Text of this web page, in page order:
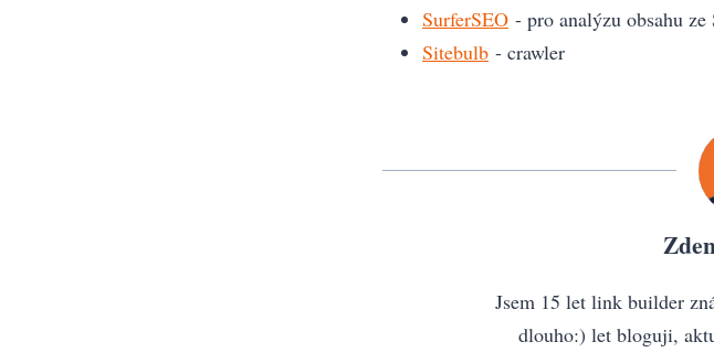
SurferSEO - pro analýzu obsahu
Sitebulb - crawler
Jsem 15 let link builder
dlouho:) let bloguji,